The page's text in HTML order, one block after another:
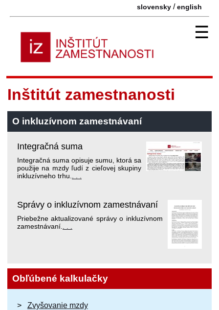
slovensky /english
☰
Inštitút zamestnanosti
O inkluzívnom zamestnávaní
Integračná suma
Integračná suma opisuje sumu, ktorá sa
použije na mzdy ľudí z cieľovej skupiny
inkluzívneho trhu.
Správy o inkluzívnom zamestnávaní
Priebežne aktualizované správy o inkluzívnom
zamestnávaní.
Obľúbené kalkulačky
Zvyšovanie mzdy